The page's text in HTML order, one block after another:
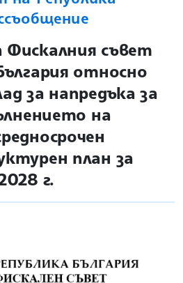
съвет
относно
за напредъка за
на
план за
г.